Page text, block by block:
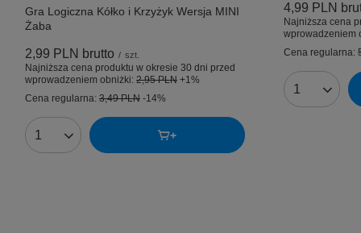
Gra Logiczna Kółko i Krzyżyk Wersja MINI
Żaba
2,99 PLN brutto / szt.
Najniższa cena produktu w okresie 30 dni przed
wprowadzeniem obniżki: 2,95 PLN +1%
Cena regularna: 3,49 PLN -14%
Ilość produktów
4,99 PLN
Najniższa cena
wprowadzeniem
Cena regularna:
Ilość